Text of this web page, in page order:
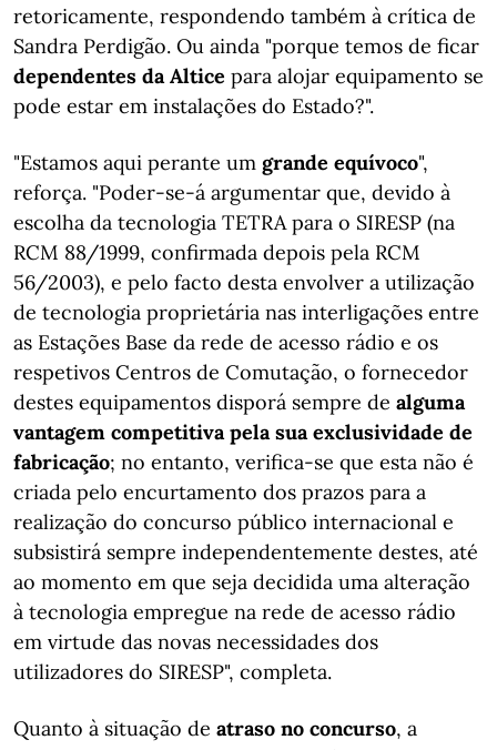
retoricamente, respondendo também à crítica de
Sandra Perdigão. Ou ainda "porque temos de ficar
dependentes da Altice para alojar equipamento se
pode estar em instalações do Estado?".
"Estamos aqui perante um grande equívoco",
reforça. "Poder-se-á argumentar que, devido à
escolha da tecnologia TETRA para o SIRESP (na
RCM 88/1999, confirmada depois pela RCM
56/2003), e pelo facto desta envolver a utilização
de tecnologia proprietária nas interligações entre
as Estações Base da rede de acesso rádio e os
respetivos Centros de Comutação, o fornecedor
destes equipamentos disporá sempre de alguma
vantagem competitiva pela sua exclusividade de
fabricação; no entanto, verifica-se que esta não é
criada pelo encurtamento dos prazos para a
realização do concurso público internacional e
subsistirá sempre independentemente destes, até
ao momento em que seja decidida uma alteração
à tecnologia empregue na rede de acesso rádio
em virtude das novas necessidades dos
utilizadores do SIRESP", completa.
Quanto à situação de atraso no concurso, a